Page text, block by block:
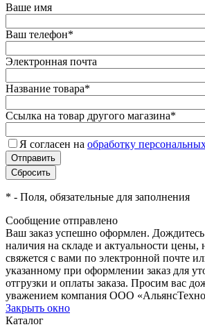
Ваше имя
Ваш телефон*
Электронная почта
Название товара*
Ссылка на товар другого магазина*
Я согласен на обработку
* - Поля, обязательные для заполнения
Сообщение отправлено
Ваш заказ успешно оформлен.
наличия на складе и актуальности
свяжется с вами по электронной почте
указанному при оформлении заказ для
отгрузки и оплаты заказа. Просим вас
уважением компания ООО
Закрыть окно
Каталог